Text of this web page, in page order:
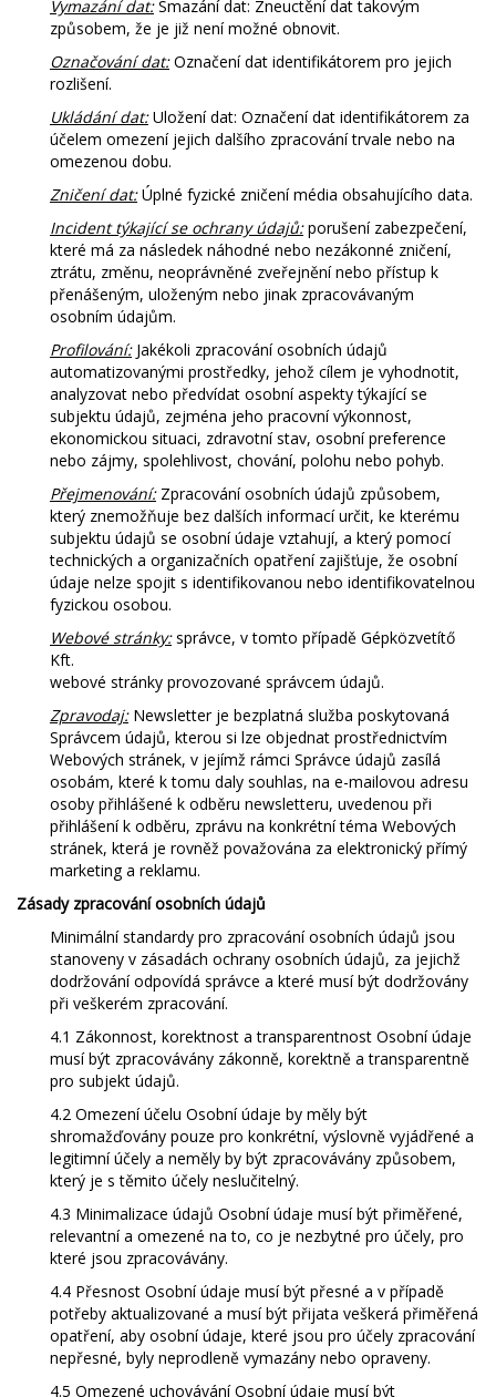
Vymazání dat:Smazání dat: Zneuctění dat takovým
způsobem, že je již není možné obnovit.
Označování dat:Označení dat identifikátorem pro jejich
rozlišení.
Ukládání dat:Uložení dat: Označení dat identifikátorem za
účelem omezení jejich dalšího zpracování trvale nebo na
omezenou dobu.
Zničení dat:Úplné fyzické zničení média obsahujícího data.
Incident týkající se ochrany údajů:porušení zabezpečení,
které má za následek náhodné nebo nezákonné zničení,
ztrátu, změnu, neoprávněné zveřejnění nebo přístup k
přenášeným, uloženým nebo jinak zpracovávaným
osobním údajům.
Profilování:Jakékoli zpracování osobních údajů
automatizovanými prostředky, jehož cílem je vyhodnotit,
analyzovat nebo předvídat osobní aspekty týkající se
subjektu údajů, zejména jeho pracovní výkonnost,
ekonomickou situaci, zdravotní stav, osobní preference
nebo zájmy, spolehlivost, chování, polohu nebo pohyb.
Přejmenování:Zpracování osobních údajů způsobem,
který znemožňuje bez dalších informací určit, ke kterému
subjektu údajů se osobní údaje vztahují, a který pomocí
technických a organizačních opatření zajišťuje, že osobní
údaje nelze spojit s identifikovanou nebo identifikovatelnou
fyzickou osobou.
Webové stránky:správce, v tomto případě Gépközvetítő
Kft.
webové stránky provozované správcem údajů.
Zpravodaj:Newsletter je bezplatná služba poskytovaná
Správcem údajů, kterou si lze objednat prostřednictvím
Webových stránek, v jejímž rámci Správce údajů zasílá
osobám, které k tomu daly souhlas, na e-mailovou adresu
osoby přihlášené k odběru newsletteru, uvedenou při
přihlášení k odběru, zprávu na konkrétní téma Webových
stránek, která je rovněž považována za elektronický přímý
marketing a reklamu.
Zásady zpracování osobních údajů
Minimální standardy pro zpracování osobních údajů jsou
stanoveny v zásadách ochrany osobních údajů, za jejichž
dodržování odpovídá správce a které musí být dodržovány
při veškerém zpracování.
4.1 Zákonnost, korektnost a transparentnost Osobní údaje
musí být zpracovávány zákonně, korektně a transparentně
pro subjekt údajů.
4.2 Omezení účelu Osobní údaje by měly být
shromažďovány pouze pro konkrétní, výslovně vyjádřené a
legitimní účely a neměly by být zpracovávány způsobem,
který je s těmito účely neslučitelný.
4.3 Minimalizace údajů Osobní údaje musí být přiměřené,
relevantní a omezené na to, co je nezbytné pro účely, pro
které jsou zpracovávány.
4.4 Přesnost Osobní údaje musí být přesné a v případě
potřeby aktualizované a musí být přijata veškerá přiměřená
opatření, aby osobní údaje, které jsou pro účely zpracování
nepřesné, byly neprodleně vymazány nebo opraveny.
4.5 Omezené uchovávání Osobní údaje musí být